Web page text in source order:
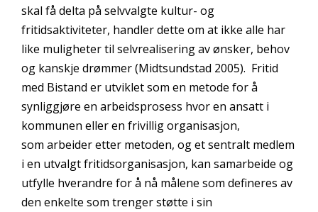
skal få delta på selvvalgte kultur- og
fritidsaktiviteter, handler dette om at ikke alle har
like muligheter til selvrealisering av ønsker, behov
og kanskje drømmer (Midtsundstad 2005). Fritid
med Bistand er utviklet som en metode for å
synliggjøre en arbeidsprosess hvor en ansatt i
kommunen eller en frivillig organisasjon,
som arbeider etter metoden, og et sentralt medlem
i en utvalgt fritidsorganisasjon, kan samarbeide og
utfylle hverandre for å nå målene som defineres av
den enkelte som trenger støtte i sin